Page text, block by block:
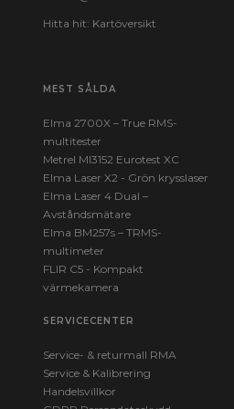
Hitta hit: Kartöversikt
MEST SÅLDA
Elma 2700X – True RMS-
multitester
Metrel MI3152 Eurotest XC
Elma Laser X2 - Grön krysslaser
Elma Laser 4 Dual –
Avståndsmätare
Elma BM257s – TRMS-
multimeter
FLIR C5 - Kompakt
värmekamera
SERVICECENTER
Service- & returmall RMA
Service & Kalibrering
Handelsvillkor